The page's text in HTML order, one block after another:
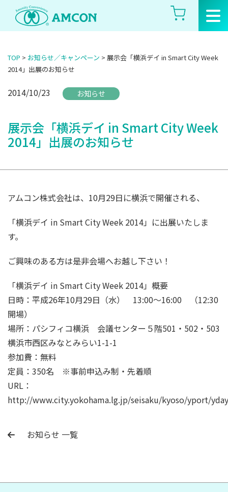
Skip
the
TOP > お知らせ／キャンペーン > 展示会「横浜デイ in Smart City Week
2014」出展のお知らせ
2014/10/23 お知らせ
展示会「横浜デイ in Smart City Week
2014」出展のお知らせ
アムコン株式会社は、10月29日に横浜で開催される、
「横浜デイ in Smart City Week 2014」に出展いたしま
す。
ご興味のある方は是非会場へお越し下さい！
「横浜デイ in Smart City Week 2014」概要
日時：平成26年10月29日（水） 13:00～16:00 （12:30
開場）
場所：パシフィコ横浜 会議センター５階501・502・503
横浜市西区みなとみらい1-1-1
参加費：無料
定員：350名 ※事前申込み制・先着順
URL：
http://www.city.yokohama.lg.jp/seisaku/kyoso/yport/
お知らせ 一覧